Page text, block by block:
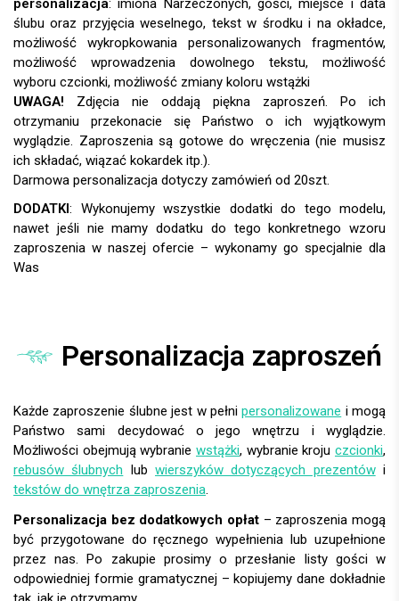
personalizacja:
UWAGA!
DODATKI:
Personalizacja zaproszeń
Każde zaproszenie ślubne jest w pełnipersonalizowane i mogą
Państwo sami decydować o jego wnętrzu i wyglądzie.
Możliwości obejmują wybranie wstążki, wybranie kroju czcionki,
rebusów ślubnych lubwierszyków dotyczących prezentówi
tekstów do wnętrza zaproszenia.
Personalizacja bez dodatkowych opłat – zaproszenia mogą
być przygotowane do ręcznego wypełnienia lub uzupełnione
przez nas. Po zakupie prosimy o przesłanie listy gości w
odpowiedniej formie gramatycznej – kopiujemy dane dokładnie